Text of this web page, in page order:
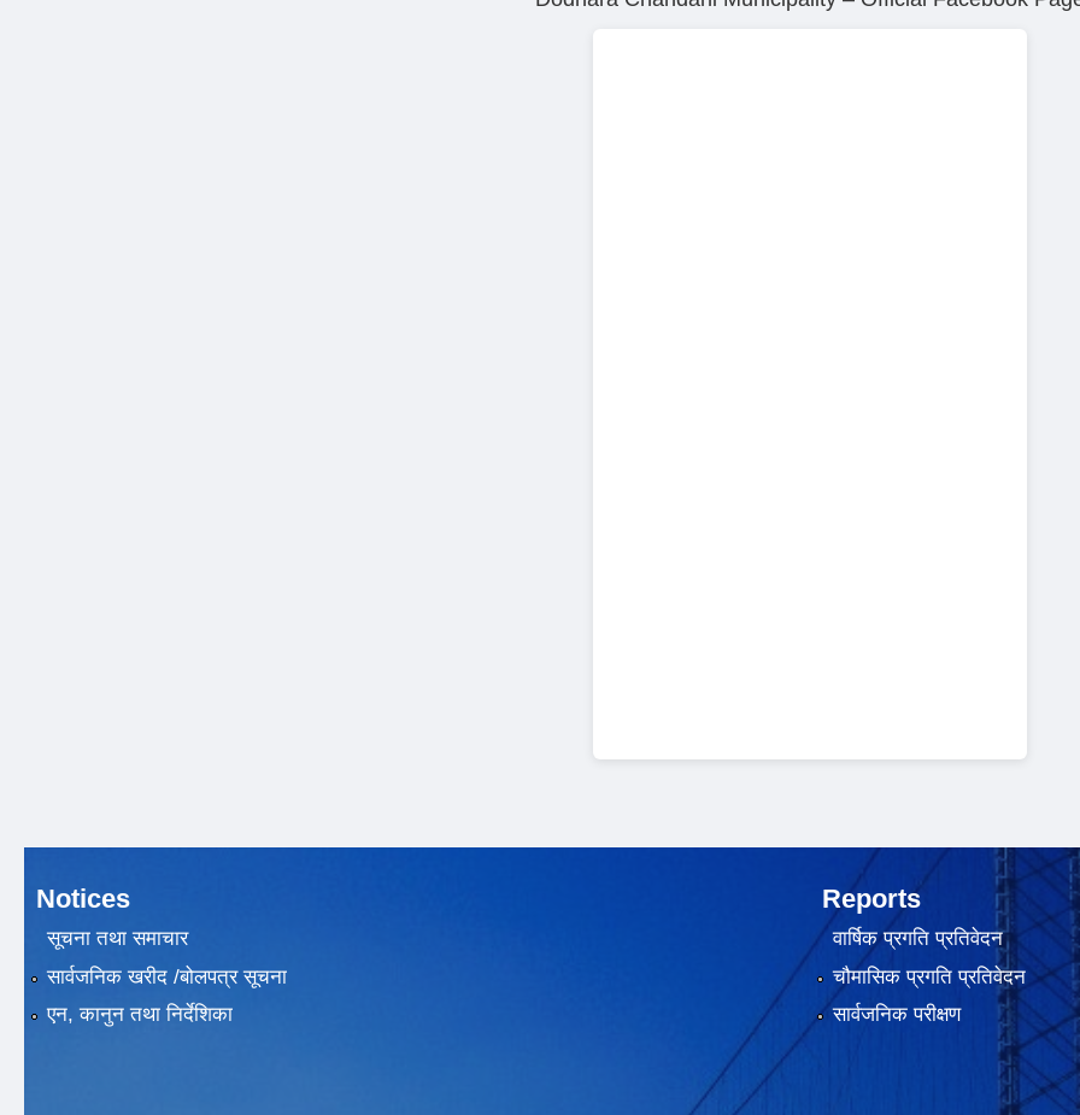
Notices
सूचना तथा समाचार
सार्वजनिक खरीद /बोलपत्र सूचना
एन, कानुन तथा निर्देशिका
Reports
वार्षिक प्रगति प्रतिवेदन
चौमासिक प्रगति प्रतिवेदन
सार्वजनिक परीक्षण